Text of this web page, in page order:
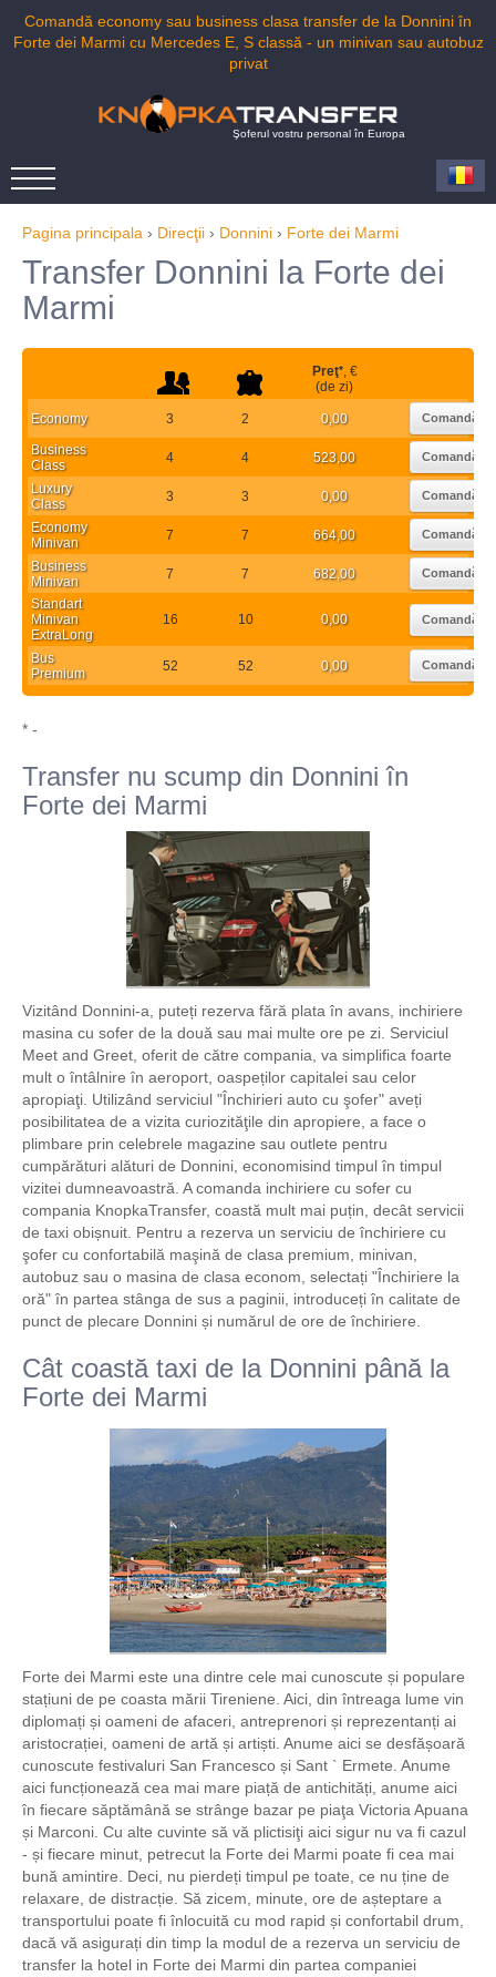
Comandă economy sau business clasa transfer de la Donnini în
Forte dei Marmi cu Mercedes E, S classă - un minivan sau autobuz
privat
Şoferul vostru personal în Europa
Pagina principala › Direcţii › Donnini › Forte dei Marmi
Transfer Donnini la Forte dei
Marmi
Preţ*, €
(de zi)
Economy 3 2 0,00 Comandă
Business
Class
4 4 523,00 Comandă
Luxury
Class
3 3 0,00 Comandă
Economy
Minivan
7 7 664,00 Comandă
Business
Minivan
7 7 682,00 Comandă
Standart
Minivan
ExtraLong
16 10 0,00 Comandă
Bus
Premium
52 52 0,00 Comandă
* -
Transfer nu scump din Donnini în
Forte dei Marmi
Vizitând Donnini-a, puteți rezerva fără plata în avans, inchiriere
masina cu sofer de la două sau mai multe ore pe zi. Serviciul
Meet and Greet, oferit de către compania, va simplifica foarte
mult o întâlnire în aeroport, oaspeților capitalei sau celor
apropiaţi. Utilizând serviciul "Închirieri auto cu şofer" aveți
posibilitatea de a vizita curiozităţile din apropiere, a face o
plimbare prin celebrele magazine sau outlete pentru
cumpărături alături de Donnini, economisind timpul în timpul
vizitei dumneavoastră. A comanda inchiriere cu sofer cu
compania KnopkaTransfer, coastă mult mai puțin, decât servicii
de taxi obișnuit. Pentru a rezerva un serviciu de închiriere cu
şofer cu confortabilă maşină de clasa premium, minivan,
autobuz sau o masina de clasa econom, selectați "Închiriere la
oră" în partea stânga de sus a paginii, introduceți în calitate de
punct de plecare Donnini și numărul de ore de închiriere.
Cât coastă taxi de la Donnini până la
Forte dei Marmi
Forte dei Marmi este una dintre cele mai cunoscute și populare
stațiuni de pe coasta mării Tireniene. Aici, din întreaga lume vin
diplomați și oameni de afaceri, antreprenori și reprezentanți ai
aristocrației, oameni de artă și artiști. Anume aici se desfășoară
cunoscute festivaluri San Francesco și Sant ` Ermete. Anume
aici funcționează cea mai mare piață de antichități, anume aici
în fiecare săptămână se strânge bazar pe piaţa Victoria Apuana
și Marconi. Cu alte cuvinte să vă plictisiţi aici sigur nu va fi cazul
- și fiecare minut, petrecut la Forte dei Marmi poate fi cea mai
bună amintire. Deci, nu pierdeți timpul pe toate, ce nu ține de
relaxare, de distracție. Să zicem, minute, ore de așteptare a
transportului poate fi înlocuită cu mod rapid și confortabil drum,
dacă vă asigurați din timp la modul de a rezerva un serviciu de
transfer la hotel in Forte dei Marmi din partea companiei